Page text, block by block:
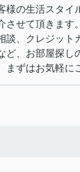
様の生活スタイ
させて頂きます
談、クレジット
ど、お部屋探し
まずはお気軽に